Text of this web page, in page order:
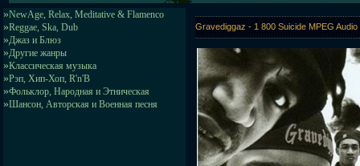
»NewAge, Relax, Meditative & Flamenco
»Reggae, Ska, Dub
»Джаз и Блюз
»Другие жанры
»Классическая музыка
»Рэп, Хип-Хоп, R'n'B
»Фольклор, Народная и Этническая
»Шансон, Авторская и Военная песня
Gravediggaz - 1 800 Suicide MPEG